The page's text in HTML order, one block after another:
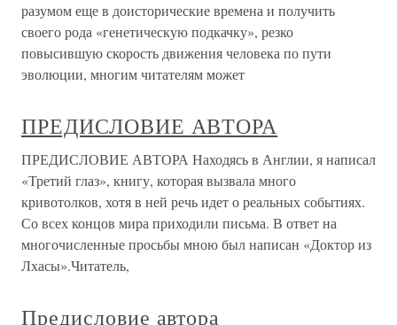
разумом еще в доисторические времена и получить
своего рода «генетическую подкачку», резко
повысившую скорость движения человека по пути
эволюции, многим читателям может
ПРЕДИСЛОВИЕ АВТОРА
ПРЕДИСЛОВИЕ АВТОРА Находясь в Англии, я написал
«Третий глаз», книгу, которая вызвала много
кривотолков, хотя в ней речь идет о реальных событиях.
Со всех концов мира приходили письма. В ответ на
многочисленные просьбы мною был написан «Доктор из
Лхасы».Читатель,
Предисловие автора